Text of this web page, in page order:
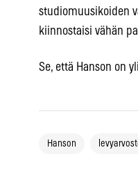
studiomuusikoiden
kiinnostaisi vähän
Se, että Hanson on
Hanson